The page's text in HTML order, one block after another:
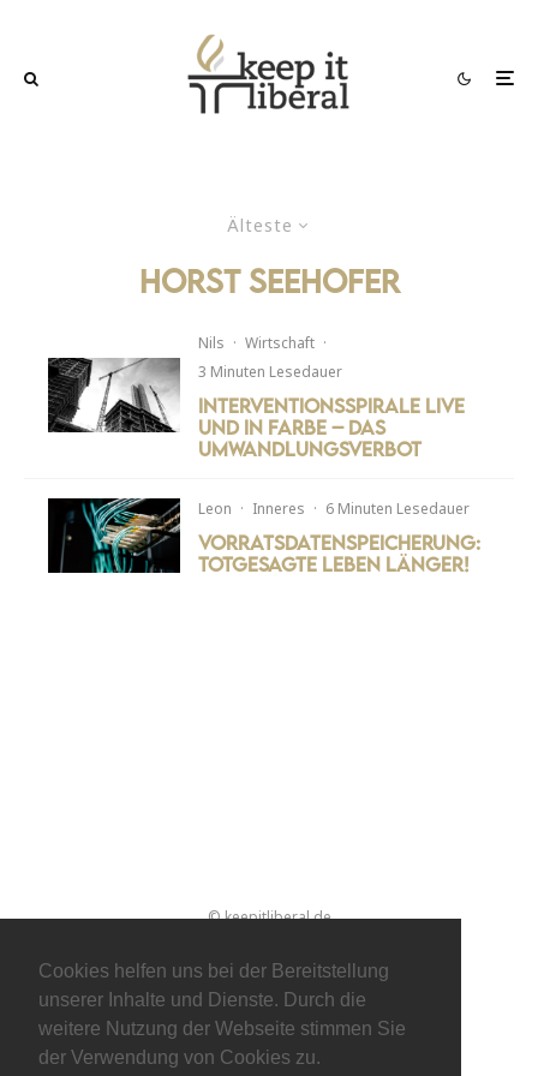
Cookies helfen uns bei der Bereitstellung
unserer Inhalte und Dienste. Durch die
weitere Nutzung der Webseite stimmen Sie
der Verwendung von Cookies zu.
Älteste
Horst Seehofer
Nils · Wirtschaft ·
3 Minuten Lesedauer
Interventionsspirale live
und in Farbe – Das
Umwandlungsverbot
Leon · Inneres · 6 Minuten Lesedauer
Vorratsdatenspeicherung:
Totgesagte leben länger!
© keepitliberal.de
Datenschutzerklärung Impressum